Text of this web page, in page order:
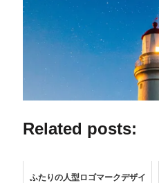
Related posts:
ふたりの人型ロゴマークデザイ